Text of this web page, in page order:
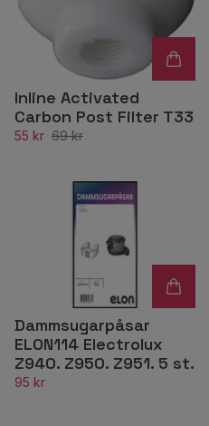
Inline Activated
Carbon Post Filter T33
55 kr 69 kr
Dammsugarpåsar
ELON114 Electrolux
Z940. Z950. Z951. 5 st.
95 kr